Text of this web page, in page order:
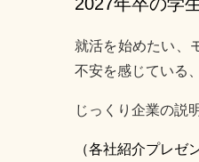
就活を始めたい、
不安を感じている
じっくり企業の説
（各社紹介プレゼン